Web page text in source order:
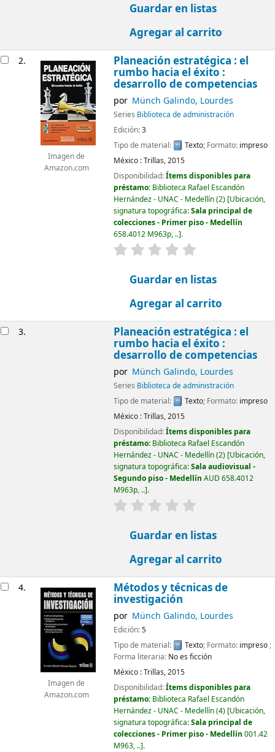
Guardar en listas
Agregar al carrito
2.
Imagen de
Amazon.com
Planeación estratégica : el
rumbo hacia el éxito :
desarrollo de competencias
por Münch Galindo, Lourdes
Series Biblioteca de administración
Edición:3
Tipo de material:
Texto; Formato: impreso
México :Trillas,2015
Disponibilidad:Ítems disponibles para
préstamo: Biblioteca Rafael Escandón
Hernández - UNAC - Medellín(2) Ubicación,
signatura topográfica:Sala principal de
colecciones - Primer piso - Medellín
658.4012 M963p, .. .
valoración
Guardar en listas
Agregar al carrito
3. Planeación estratégica : el
rumbo hacia el éxito :
desarrollo de competencias
por Münch Galindo, Lourdes
Series Biblioteca de administración
Tipo de material:
Texto; Formato: impreso
México :Trillas,2015
Disponibilidad:Ítems disponibles para
préstamo: Biblioteca Rafael Escandón
Hernández - UNAC - Medellín(2) Ubicación,
signatura topográfica:Sala audiovisual -
Segundo piso - Medellín AUD 658.4012
M963p, .. .
valoración
Guardar en listas
Agregar al carrito
4.
Imagen de
Amazon.com
Métodos y técnicas de
investigación
por Münch Galindo, Lourdes
Edición:5
Tipo de material:
Texto; Formato: impreso;
Forma literaria: No es ficción
México :Trillas,2015
Disponibilidad:Ítems disponibles para
préstamo: Biblioteca Rafael Escandón
Hernández - UNAC - Medellín(4) Ubicación,
signatura topográfica:Sala principal de
colecciones - Primer piso - Medellín 001.42
M963, .. .